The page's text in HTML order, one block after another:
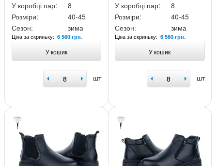
У коробці пар:
8
Розміри:
40-45
Сезон:
зима
Ціна за скриньку: 6 560 грн.
У кошик
шт
У коробці пар:
8
Розміри:
40-45
Сезон:
зима
Ціна за скриньку:6 560 грн.
У кошик
шт